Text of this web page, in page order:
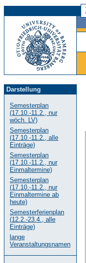
Darstellung
Semesterplan
(17.10.-11.2., nur
wöch. LV)
Semesterplan
(17.10.-11.2., alle
Einträge)
Semesterplan
(17.10.-11.2., nur
Einmaltermine)
Semesterplan
(17.10.-11.2., nur
Einmaltermine ab
heute)
Semesterferienplan
(12.2.-23.4., alle
Einträge)
lange
Veranstaltungsnamen